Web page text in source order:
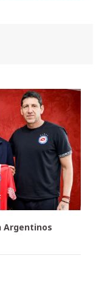
Argentinos